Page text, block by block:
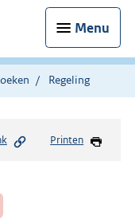
Menu
Regeling
Printen